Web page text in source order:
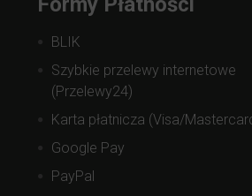
BLIK
Szybkie przelewy internetowe
(Przelewy24)
Karta płatnicza (Visa/
Google Pay
PayPal